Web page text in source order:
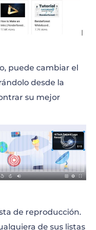
puede cambiar el
desde la
su mejor
de reproducción.
de sus listas